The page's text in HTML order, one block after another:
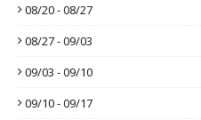
08/20 - 08/27
08/27 - 09/03
09/03 - 09/10
09/10 - 09/17